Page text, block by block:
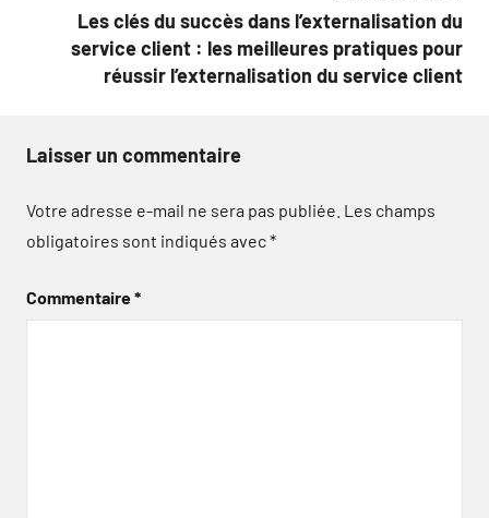
Les clés du succès dans l’externalisation du
service client : les meilleures pratiques pour
réussir l’externalisation du service client
Laisser un commentaire
Votre adresse e-mail ne sera pas publiée. Les champs
obligatoires sont indiqués avec*
Commentaire*